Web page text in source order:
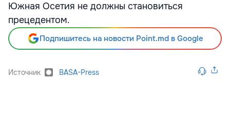
Южная Осетия не должны становиться
прецедентом.
Подпишитесь на новости Point.md в Google
Источник BASA-Press